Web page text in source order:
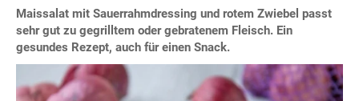
Maissalat mit Sauerrahmdressing und rotem Zwiebel passt
sehr gut zu gegrilltem oder gebratenem Fleisch. Ein
gesundes Rezept, auch für einen Snack.